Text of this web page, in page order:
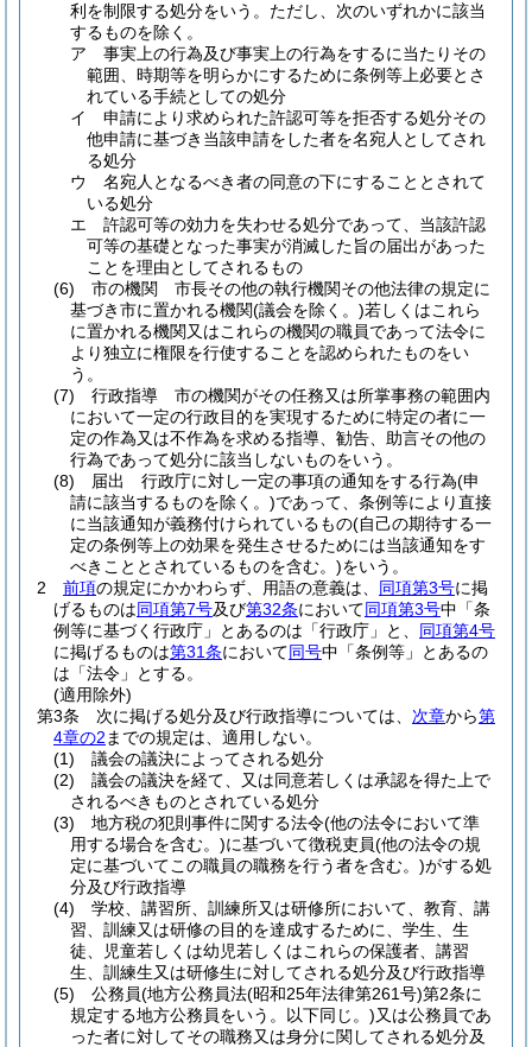
利を制限する処分をいう。 ただし、次のいずれかに該当
するものを除く。
ア
事実上の行為及び事実上の行為をするに当たりその
範囲、時期等を明らかにするために条例等上必要とさ
れている手続としての処分
イ
申請により求められた許認可等を拒否する処分その
他申請に基づき当該申請をした者を名宛人としてされ
る処分
ウ
名宛人となるべき者の同意の下にすることとされて
いる処分
エ
許認可等の効力を失わせる処分であって、当該許認
可等の基礎となった事実が消滅した旨の届出があった
ことを理由としてされるもの
(6)
市の機関 市長その他の執行機関その他法律の規定に
基づき市に置かれる機関(議会を除く。)若しくはこれら
に置かれる機関又はこれらの機関の職員であって法令に
より独立に権限を行使することを認められたものをい
う。
(7)
行政指導 市の機関がその任務又は所掌事務の範囲内
において一定の行政目的を実現するために特定の者に一
定の作為又は不作為を求める指導、勧告、助言その他の
行為であって処分に該当しないものをいう。
(8)
届出 行政庁に対し一定の事項の通知をする行為(申
請に該当するものを除く。)であって、条例等により直接
に当該通知が義務付けられているもの(自己の期待する一
定の条例等上の効果を発生させるためには当該通知をす
べきこととされているものを含む。)をいう。
2
前項の規定にかかわらず、用語の意義は、 同項第3号に掲
げるものは同項第7号及び第32条において同項第3号中「条
例等に基づく行政庁」とあるのは「行政庁」と、 同項第4号
に掲げるものは第31条において同号中「条例等」とあるの
は「法令」とする。
(適用除外)
第3条
次に掲げる処分及び行政指導については、 次章から第
4章の2 までの規定は、適用しない。
(1)
議会の議決によってされる処分
(2)
議会の議決を経て、又は同意若しくは承認を得た上で
されるべきものとされている処分
(3)
地方税の犯則事件に関する法令(他の法令において準
用する場合を含む。)に基づいて徴税吏員(他の法令の規
定に基づいてこの職員の職務を行う者を含む。)がする処
分及び行政指導
(4)
学校、講習所、訓練所又は研修所において、教育、講
習、訓練又は研修の目的を達成するために、学生、生
徒、児童若しくは幼児若しくはこれらの保護者、講習
生、訓練生又は研修生に対してされる処分及び行政指導
(5)
公務員(地方公務員法(昭和25年法律第261号)第2条に
規定する地方公務員をいう。以下同じ。)又は公務員であ
った者に対してその職務又は身分に関してされる処分及